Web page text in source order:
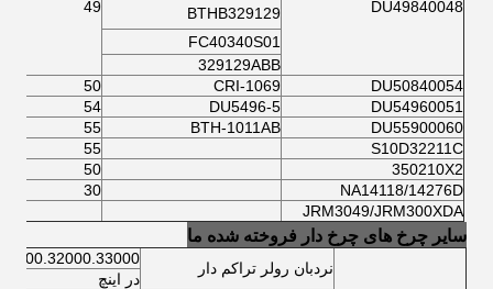
DU49840048
49
BTHB329129
FC40340S01
329129ABB
DU50840054
CRI-1069
50
DU54960051
DU5496-5
54
DU55900060
BTH-1011AB
55
S10D32211C
55
350210X2
50
NA14118/14276D
30
JRM3049/JRM300XDA
سایر چرخ های چرخ دار فروخته شده ما
نردبان رولر تراکم دار
در اینچ